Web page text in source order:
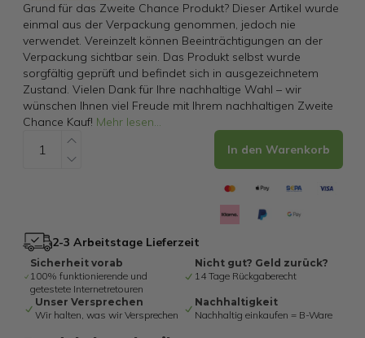
Grund für das Zweite Chance Produkt? Dieser Artikel wurde
einmal aus der Verpackung genommen, jedoch nie
verwendet. Vereinzelt können Beeinträchtigungen an der
Verpackung sichtbar sein. Das Produkt selbst wurde
sorgfältig geprüft und befindet sich in ausgezeichnetem
Zustand. Vielen Dank für Ihre nachhaltige Wahl – wir
wünschen Ihnen viel Freude mit Ihrem nachhaltigen Zweite
Chance Kauf! Mehr lesen...
In den Warenkorb
2-3 Arbeitstage Lieferzeit
Sicherheit vorab
100% funktionierende und
getestete Internetretouren
Nicht gut? Geld zurück?
14 Tage Rückgaberecht
Unser Versprechen
Wir halten, was wir Versprechen
Nachhaltigkeit
Nachhaltig einkaufen = B-Ware